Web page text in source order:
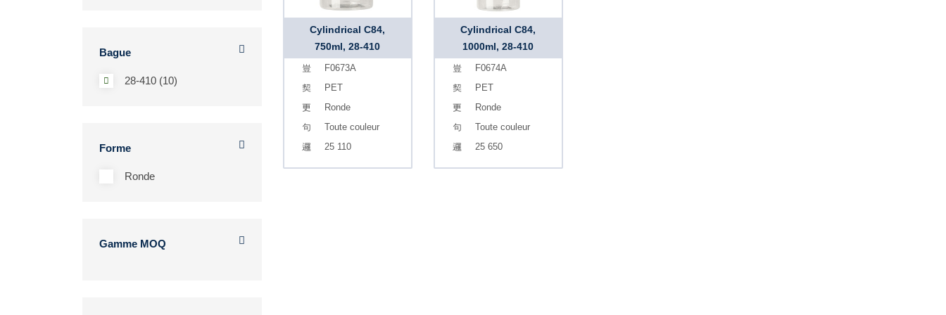
Bague
28-410 (10)
Forme
Ronde
Gamme MOQ
Cylindrical C84,
750ml, 28-410
F0673A
PET
Ronde
Toute couleur
25 110
Cylindrical C84,
1000ml, 28-410
F0674A
PET
Ronde
Toute couleur
25 650